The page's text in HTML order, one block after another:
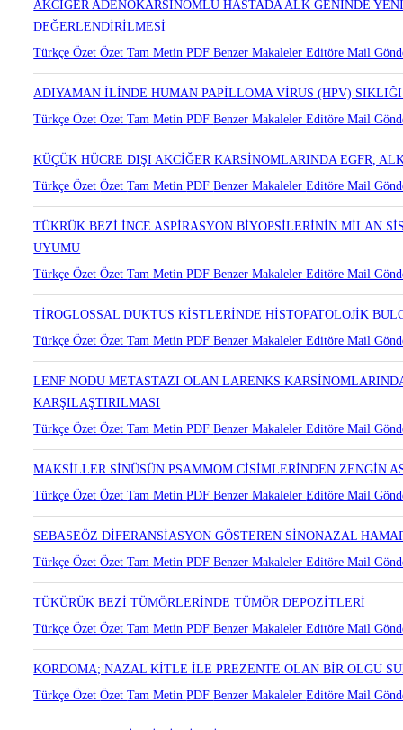
Türkçe ÖzetÖzetTam MetinPDFBenzer MakalelerEditöre Mail
AKCİĞER ADENOKARSİNOMLU HASTADA ALK GENİNDE
DEĞERLENDİRİLMESİ
Türkçe ÖzetÖzetTam MetinPDFBenzer MakalelerEditöre Mail
ADIYAMAN İLİNDE HUMAN PAPİLLOMA VİRUS (HPV)
Türkçe ÖzetÖzetTam MetinPDFBenzer MakalelerEditöre Mail
KÜÇÜK HÜCRE DIŞI AKCİĞER KARSİNOMLARINDA EGFR,
Türkçe ÖzetÖzetTam MetinPDFBenzer MakalelerEditöre Mail
TÜKRÜK BEZİ İNCE ASPİRASYON BİYOPSİLERİNİN MİLAN
UYUMU
Türkçe ÖzetÖzetTam MetinPDFBenzer MakalelerEditöre Mail
TİROGLOSSAL DUKTUS KİSTLERİNDE HİSTOPATOLOJİK
Türkçe ÖzetÖzetTam MetinPDFBenzer MakalelerEditöre Mail
LENF NODU METASTAZI OLAN LARENKS
KARŞILAŞTIRILMASI
Türkçe ÖzetÖzetTam MetinPDFBenzer MakalelerEditöre Mail
MAKSİLLER SİNÜSÜN PSAMMOM CİSİMLERİNDEN ZENGİN
Türkçe ÖzetÖzetTam MetinPDFBenzer MakalelerEditöre Mail
SEBASEÖZ DİFERANSİASYON GÖSTEREN SİNONAZAL
Türkçe ÖzetÖzetTam MetinPDFBenzer MakalelerEditöre Mail
TÜKÜRÜK BEZİ TÜMÖRLERİNDE TÜMÖR DEPOZİTLERİ
Türkçe ÖzetÖzetTam MetinPDFBenzer MakalelerEditöre Mail
KORDOMA; NAZAL KİTLE İLE PREZENTE OLAN BİR OLGU